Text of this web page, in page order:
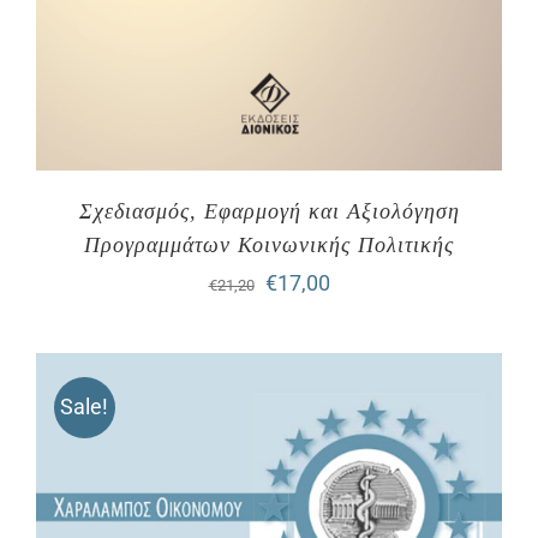
Σχεδιασμός, Εφαρμογή και Αξιολόγηση
Προγραμμάτων Κοινωνικής Πολιτικής
€21,20
Original
€21,20.
€17,00Η
είναι:
€17,00.
Sale!